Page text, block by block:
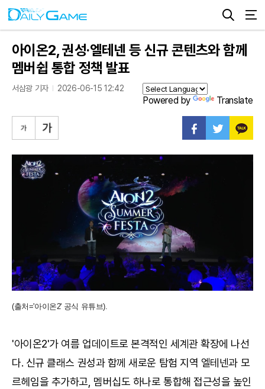
아이온2, 권성·엘테넨 등 신규 콘텐츠와 함께
멤버쉽 통합 정책 발표
서삼광 기자 2026-06-15 12:42
Powered by Translate
(출처='아이온2' 공식 유튜브).
'아이온2'가 여름 업데이트로 본격적인 세계관 확장에 나선
다. 신규 클래스 권성과 함께 새로운 탐험 지역 엘테넨과 모
르헤임을 추가하고, 멤버십도 하나로 통합해 접근성을 높인